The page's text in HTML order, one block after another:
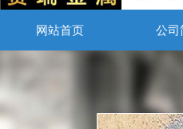
网站首页 公司